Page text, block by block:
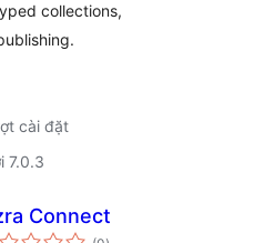
collections,
cài đặt
7.0.3
Connect
tổng